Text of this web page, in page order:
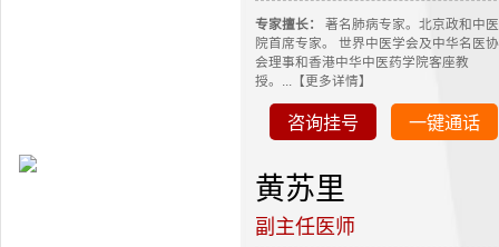
专家擅长：
著名肺病专家。北京政和中医
院首席专家。 世界中医学会及中华名医协
会理事和香港中华中医药学院客座教
授。...【更多详情】
咨询挂号 一键通话
黄苏里
副主任医师